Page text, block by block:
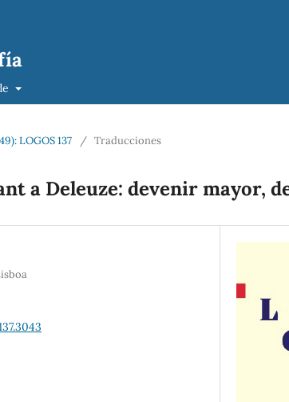
LOGOS 137 / Traducciones
a Deleuze: devenir mayor,